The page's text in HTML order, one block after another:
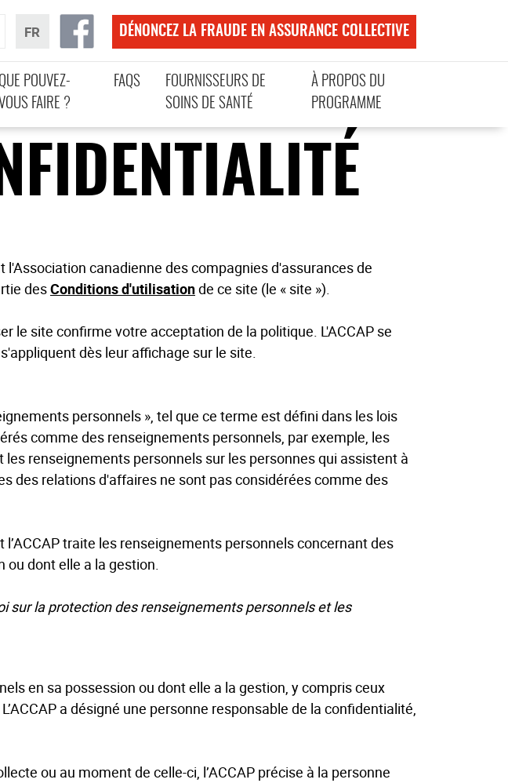
FR DÉNONCEZ LA FRAUDE EN ASSURANCE COLLECTIVE
QUE POUVEZ-
VOUS FAIRE ?
FAQS
FOURNISSEURS DE
SOINS DE SANTÉ
À PROPOS DU
PROGRAMME
canadienne des compagnies d'assurances de
desConditions d'utilisationde ce site (le « site »).
le site confirme votre acceptation de la politique. L'ACCAP se
dès leur affichage sur le site.
personnels », tel que ce terme est défini dans les lois
comme des renseignements personnels, par exemple, les
renseignements personnels sur les personnes qui assistent à
des relations d'affaires ne sont pas considérées comme des
traite les renseignements personnels concernant des
ou dont elle a la gestion.
sur la protection des renseignements personnels et les
en sa possession ou dont elle a la gestion, y compris ceux
a désigné une personne responsable de la confidentialité,
ou au moment de celle-ci, l’ACCAP précise à la personne